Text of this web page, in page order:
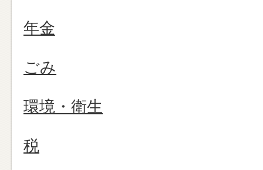
年金
ごみ
環境・衛生
税